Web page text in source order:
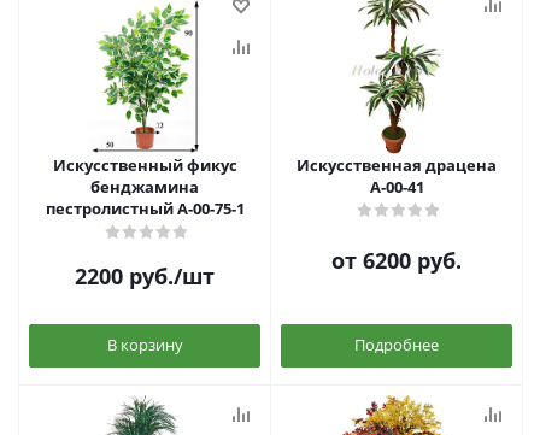
Искусственный фикус
бенджамина
пестролистный А-00-75-1
2200 руб./шт
В корзину
Искусственная драцена
А-00-41
от 6200 руб.
Подробнее